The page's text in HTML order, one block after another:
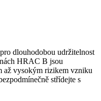
dlouhodobou udržitelnost
HRAC B jsou
až vysokým rizikem vzniku
střídejte s